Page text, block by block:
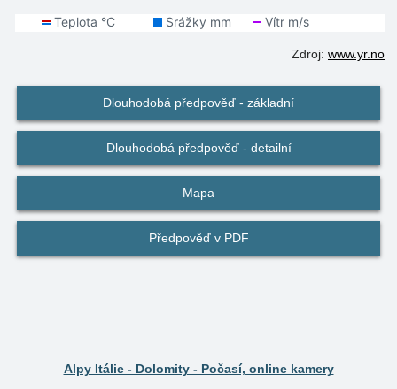
Zdroj: www.yr.no
Dlouhodobá předpověď - základní
Dlouhodobá předpověď - detailní
Mapa
Předpověď v PDF
Alpy Itálie - Dolomity - Počasí, online kamery